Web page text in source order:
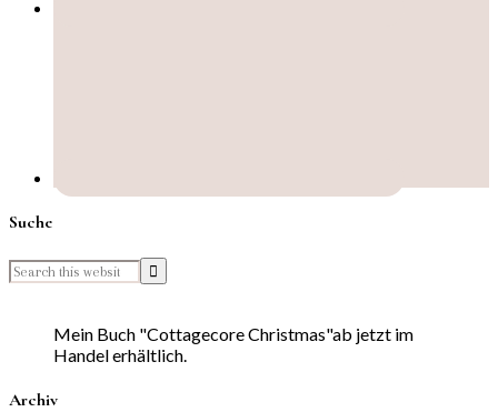
Suche
Mein Buch "Cottagecore Christmas"ab jetzt im
Handel erhältlich.
Archiv